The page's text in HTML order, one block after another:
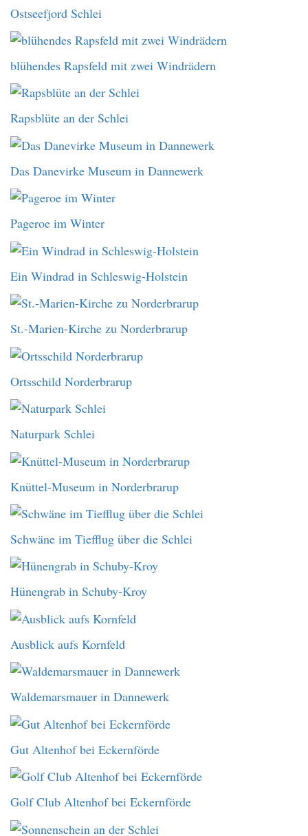
Ostseefjord Schlei
blühendes Rapsfeld mit zwei Windrädern
Rapsblüte an der Schlei
Das Danevirke Museum in Dannewerk
Pageroe im Winter
Ein Windrad in Schleswig-Holstein
St.-Marien-Kirche zu Norderbrarup
Ortsschild Norderbrarup
Naturpark Schlei
Knüttel-Museum in Norderbrarup
Schwäne im Tiefflug über die Schlei
Hünengrab in Schuby-Kroy
Ausblick aufs Kornfeld
Waldemarsmauer in Dannewerk
Gut Altenhof bei Eckernförde
Golf Club Altenhof bei Eckernförde